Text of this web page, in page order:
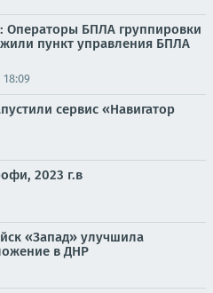
Операторы БПЛА группировки
пункт управления БПЛА
18:09
сервис «Навигатор
2023 г.в
«Запад» улучшила
в ДНР